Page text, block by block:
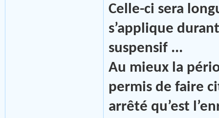
Celle-ci sera
s’applique
suspensif ...
Au mieux la
permis de faire
arrêté qu’est